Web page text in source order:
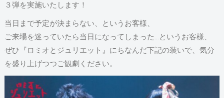
３弾を実施いたします！
当日まで予定が決まらない、というお客様、
ご来場を迷っていたら当日になってしまった…というお客様、
ぜひ『ロミオとジュリエット』にちなんだ下記の装いで、気分
を盛り上げつつご観劇ください。